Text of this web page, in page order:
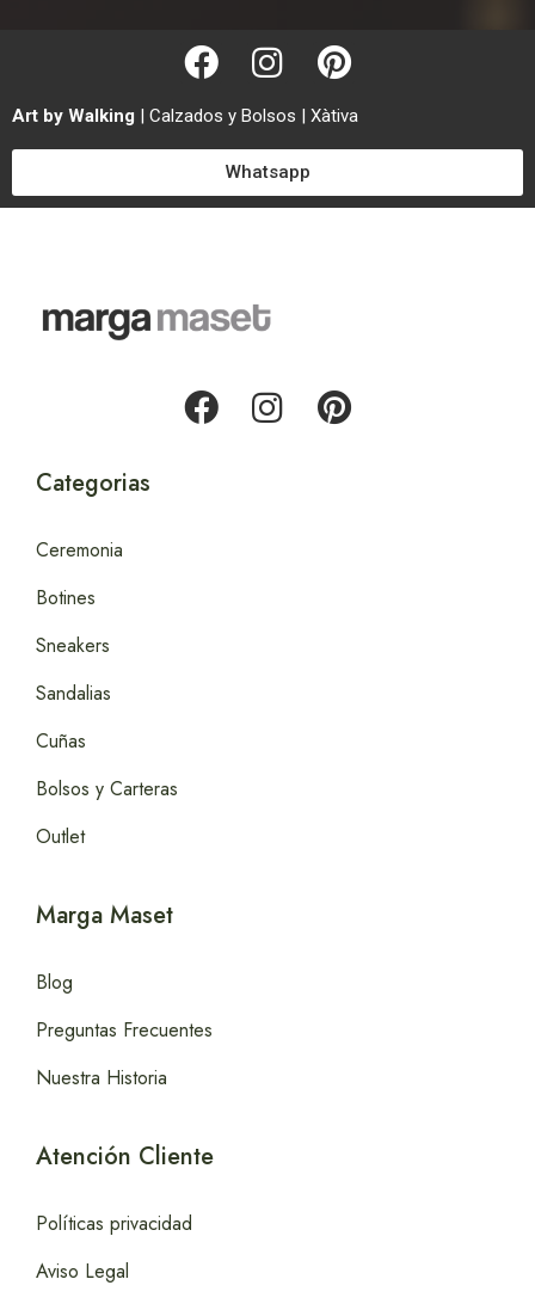
Art by Walking | Calzados y Bolsos | Xàtiva
Whatsapp
Categorias
Ceremonia
Botines
Sneakers
Sandalias
Cuñas
Bolsos y Carteras
Outlet
Marga Maset
Blog
Preguntas Frecuentes
Nuestra Historia
Atención Cliente
Políticas privacidad
Aviso Legal